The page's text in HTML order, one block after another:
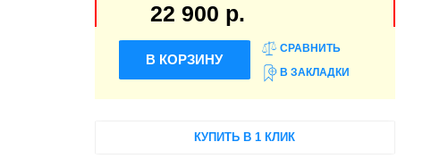
22 900 р.
В КОРЗИНУ
СРАВНИТЬ
В ЗАКЛАДКИ
КУПИТЬ В 1 КЛИК